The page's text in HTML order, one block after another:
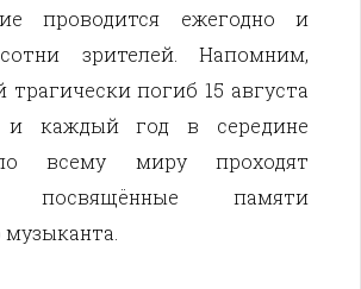
проводится ежегодно и
зрителей. Напомним,
погиб 15 августа
и каждый год в середине
всему миру проходят
посвящённые памяти